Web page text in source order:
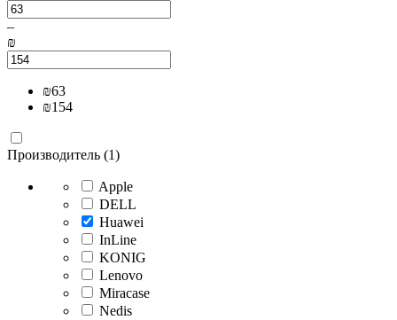
–
₪
₪63
₪154
Производитель (1)
Apple
DELL
Huawei
InLine
KONIG
Lenovo
Miracase
Nedis